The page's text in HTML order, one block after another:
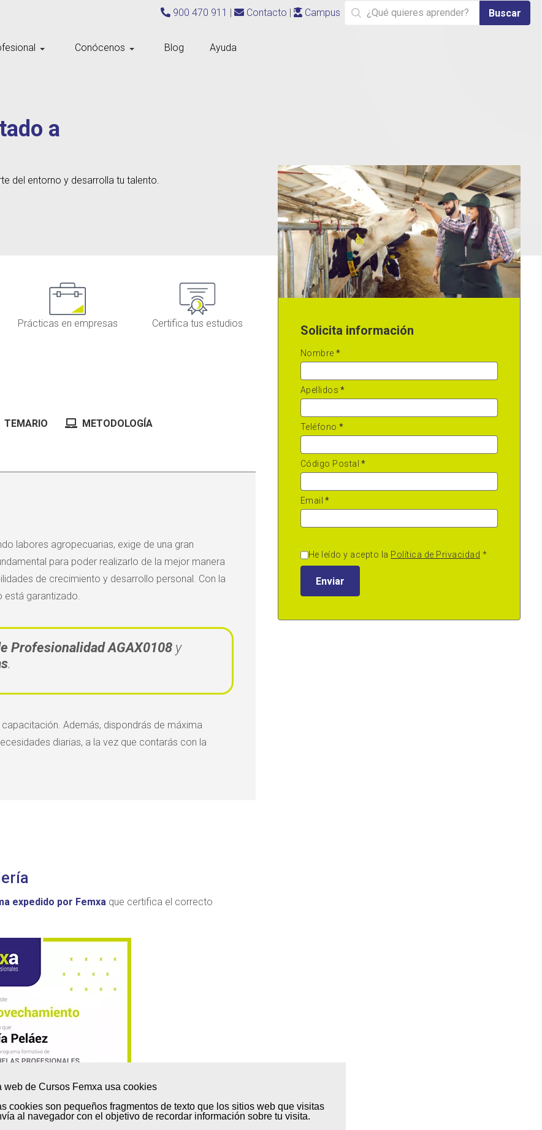
web de Cursos Femxa usa cookies
cookies son pequeños fragmentos de textoque los sitios web que visitas
al navegadorcon el objetivo de recordar información sobre tu visita.
Conócenos Blog
Ayuda
900 470 911 Contacto Campus Buscar
a
del entorno y desarrolla tu talento.
Prácticas en empresas Certifica tus estudios Solicita información
Nombre *
Apellidos *
Teléfono *
Código Postal *
Email *
He leído y acepto la Política de Privacidad *
Enviar
TEMARIO METODOLOGÍA
labores agropecuarias, exige de una gran
para poder realizarlo de la mejor manera
de crecimiento y desarrollo personal. Con la
garantizado.
Profesionalidad AGAX0108 y
.
Además, dispondrás de máxima
diarias, a la vez que contarás con la
expedido por Femxa que certifica el correcto